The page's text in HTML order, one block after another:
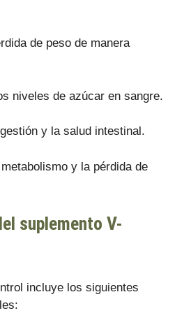
de peso de manera
niveles de azúcar en sangre.
y la salud intestinal.
y la pérdida de
suplemento V-
incluye los siguientes